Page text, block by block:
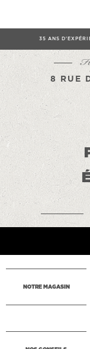
35 ANS
8 RUE
NOTRE MAGASIN